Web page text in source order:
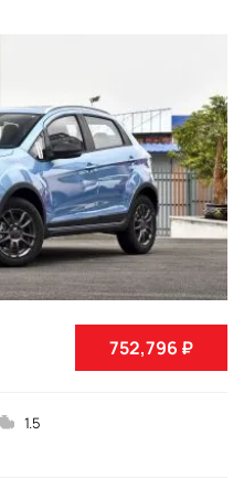
752,796 ₽
1.5